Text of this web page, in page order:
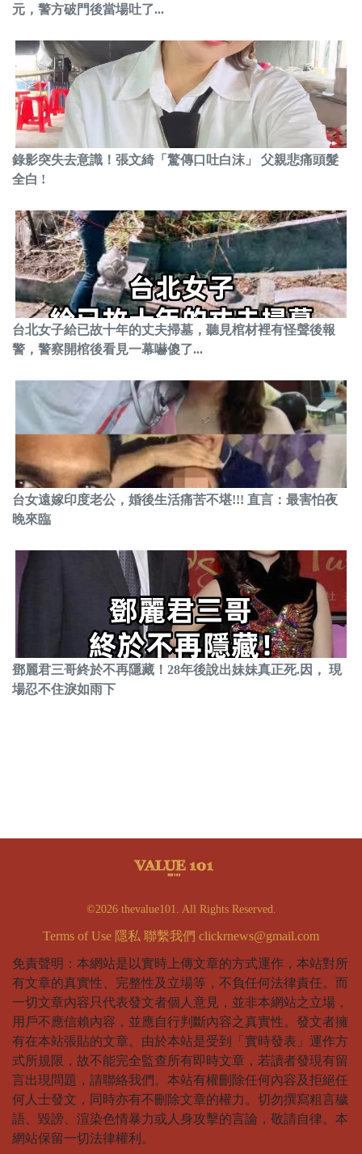
元，警方破門後當場吐了...
錄影突失去意識！張文綺「驚傳口吐白沫」 父親悲痛頭髮
全白 !
台北女子給已故十年的丈夫掃墓，聽見棺材裡有怪聲後報
警，警察開棺後看見一幕嚇傻了...
台女遠嫁印度老公，婚後生活痛苦不堪!!! 直言：最害怕夜
晚來臨
鄧麗君三哥終於不再隱藏！28年後說出妹妹真正死.因， 現
場忍不住淚如雨下
©2026 thevalue101. All Rights Reserved.
Terms of Use 隱私 聯繫我們 clickrnews@gmail.com
免責聲明：本網站是以實時上傳文章的方式運作，本站對所
有文章的真實性、完整性及立場等，不負任何法律責任。而
一切文章內容只代表發文者個人意見，並非本網站之立場，
用戶不應信賴內容，並應自行判斷內容之真實性。發文者擁
有在本站張貼的文章。由於本站是受到「實時發表」運作方
式所規限，故不能完全監查所有即時文章，若讀者發現有留
言出現問題，請聯絡我們。本站有權刪除任何內容及拒絕任
何人士發文，同時亦有不刪除文章的權力。切勿撰寫粗言穢
語、毀謗、渲染色情暴力或人身攻擊的言論，敬請自律。本
網站保留一切法律權利。